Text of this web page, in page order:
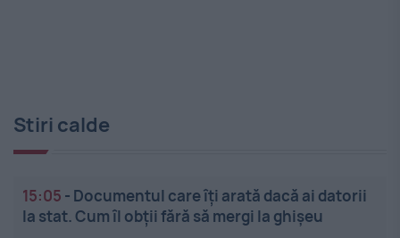
Stiri calde
15:05 - Documentul care îți arată dacă ai datorii
la stat. Cum îl obții fără să mergi la ghișeu